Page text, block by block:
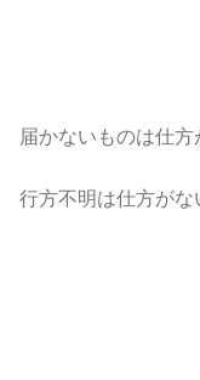
届かないものは仕方
行方不明は仕方がな